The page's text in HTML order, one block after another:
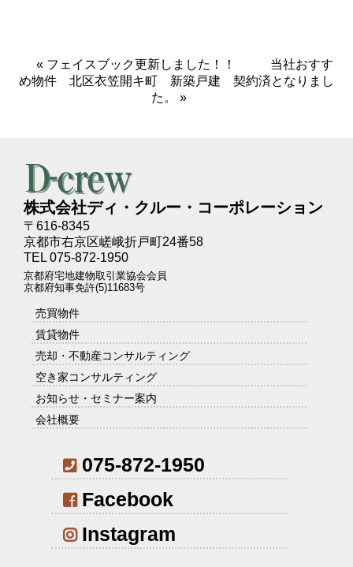
« フェイスブック更新しました！！
当社おすす
め物件 北区衣笠開キ町 新築戸建 契約済となりまし
た。
»
株式会社ディ・クルー・コーポレーション
〒616-8345
京都市右京区嵯峨折戸町24番58
TEL 075-872-1950
京都府宅地建物取引業協会会員
京都府知事免許(5)11683号
売買物件
賃貸物件
売却・不動産コンサルティング
空き家コンサルティング
お知らせ・セミナー案内
会社概要
075-872-1950
Facebook
Instagram